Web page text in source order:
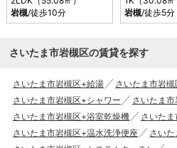
岩槻/徒歩10分
岩槻/徒歩5分
さいたま市岩槻区の賃貸を探す
さいたま市岩槻区+給湯
さいたま市岩
さいたま市岩槻区+シャワー
さいたま
さいたま市岩槻区+浴室乾燥機
さいた
さいたま市岩槻区+温水洗浄便座
さい